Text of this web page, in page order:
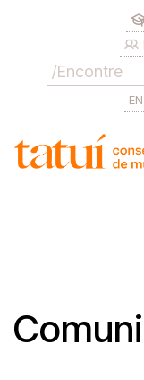
EN